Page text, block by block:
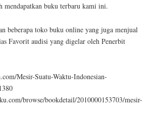
mendapatkan buku terbaru kami ini.
beberapa toko buku online yang juga menjual
Favorit audisi yang digelar oleh Penerbit
Mesir-Suatu-Waktu-Indonesian-
browse/bookdetail/2010000153703/mesir-